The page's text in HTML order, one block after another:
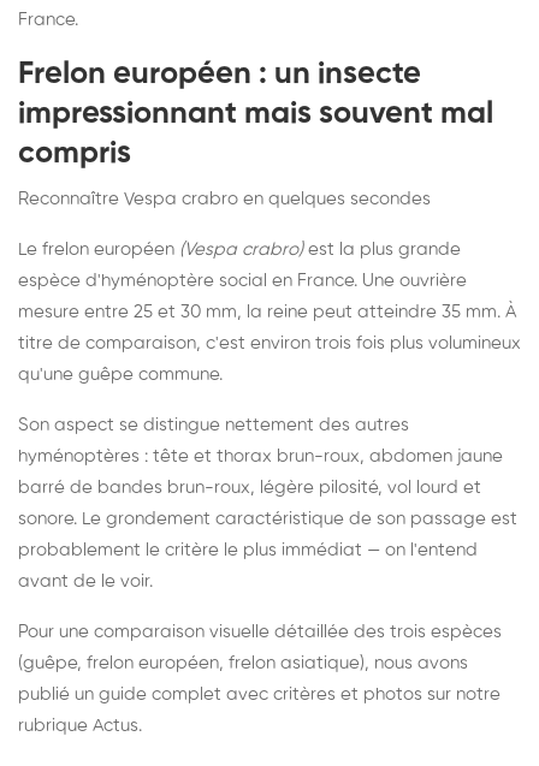
France.
Frelon européen : un insecte
impressionnant mais souvent mal
compris
Reconnaître Vespa crabro en quelques secondes
Le frelon européen (Vespa crabro)est la plus grande
espèce d'hyménoptère social en France. Une ouvrière
mesure entre 25 et 30 mm, la reine peut atteindre 35 mm. À
titre de comparaison, c'est environ trois fois plus volumineux
qu'une guêpe commune.
Son aspect se distingue nettement des autres
hyménoptères : tête et thorax brun-roux, abdomen jaune
barré de bandes brun-roux, légère pilosité, vol lourd et
sonore. Le grondement caractéristique de son passage est
probablement le critère le plus immédiat — on l'entend
avant de le voir.
Pour une comparaison visuelle détaillée des trois espèces
(guêpe, frelon européen, frelon asiatique), nous avons
publié un guide complet avec critères et photos sur notre
rubrique Actus.